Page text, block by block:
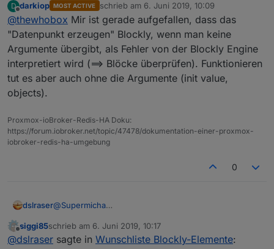
D
Offline
darkiop MOST ACTIVE schrieb am 6. Juni 2019, 10:09
zuletzt editiert von
@thewhobox Mir ist gerade aufgefallen, dass das
"Datenpunkt erzeugen" Blockly, wenn man keine
Argumente übergibt, als Fehler von der Blockly Engine
interpretiert wird (==> Blöcke überprüfen). Funktionieren
tut es aber auch ohne die Argumente (init value,
objects).
Proxmox-ioBroker-Redis-HA Doku:
https://forum.iobroker.net/topic/47478/dokumentation-einer-proxmox-
iobroker-redis-ha-umgebung
0
dslraser@Supermicha
so wie hierhat es bei mir schon mal funktioniert, aber
aktuell bekomme ich mit genau der gleichen
Offline
siggi85schrieb am 6. Juni 2019, 10:17
zuletzt editiert von
@dslraser sagte in Wunschliste Blockly-Elemente: